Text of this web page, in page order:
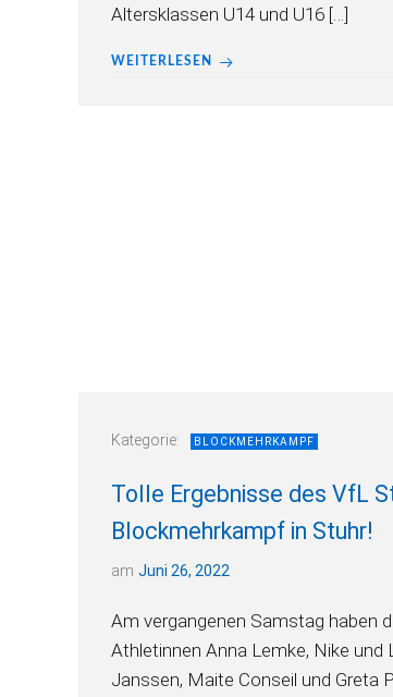
Altersklassen U14 und U16 […]
WEITERLESEN
Kategorie: BLOCKMEHRKAMPF
Tolle Ergebnisse des VfL
Blockmehrkampf in Stuhr!
am Juni 26, 2022
Am vergangenen Samstag haben
Athletinnen Anna Lemke, Nike und
Janssen, Maite Conseil und Greta